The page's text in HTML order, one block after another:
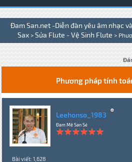
Đam San.net -Diễn đàn yêu âm nhạc
Sax > Sửa Flute - Vệ Sinh Flute >
Phương pháp tính
Leehonso_1983
Đam Mê San Sẻ
Bài viết: 1,628